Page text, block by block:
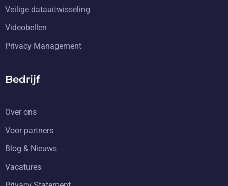
Veilige datauitwisseling
Videobellen
Privacy Management
Bedrijf
Over ons
Voor partners
Blog & Nieuws
Vacatures